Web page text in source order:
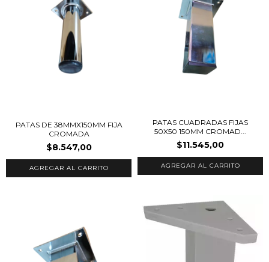
PATAS DE 38MMX150MM FIJA
CROMADA
$8.547,00
PATAS CUADRADAS FIJAS
50X50 150MM CROMAD...
$11.545,00